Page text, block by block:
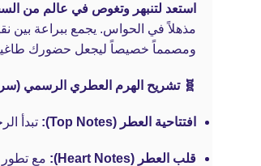
استعد لتنبهر وتغوص في عالم من
مذهلاً في الحواس. يجمع ببراعة بين
ومصمماً خصيصاً ليجعل حضورك طاغياً
🧬 تشريح الهرم العطري الرسمي (سر
افتتاحية العطر (Top Notes): تبدأ
قلب العطر (Heart Notes): مع تطور